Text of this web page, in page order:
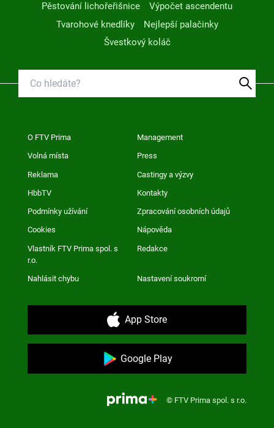
Pěstování lichořeřišnice
Výpočet ascendentu
Tvarohové knedlíky
Nejlepší palačinky
Švestkový koláč
O FTV Prima Management
Volná místa Press
Reklama Castingy a výzvy
HbbTV Kontakty
Podmínky užívání Zpracování osobních údajů
Cookies Nápověda
Vlastník FTV Prima spol. s
r.o.
Redakce
Nahlásit chybu Nastavení soukromí
App Store
Google Play
© FTV Prima spol. s r.o.